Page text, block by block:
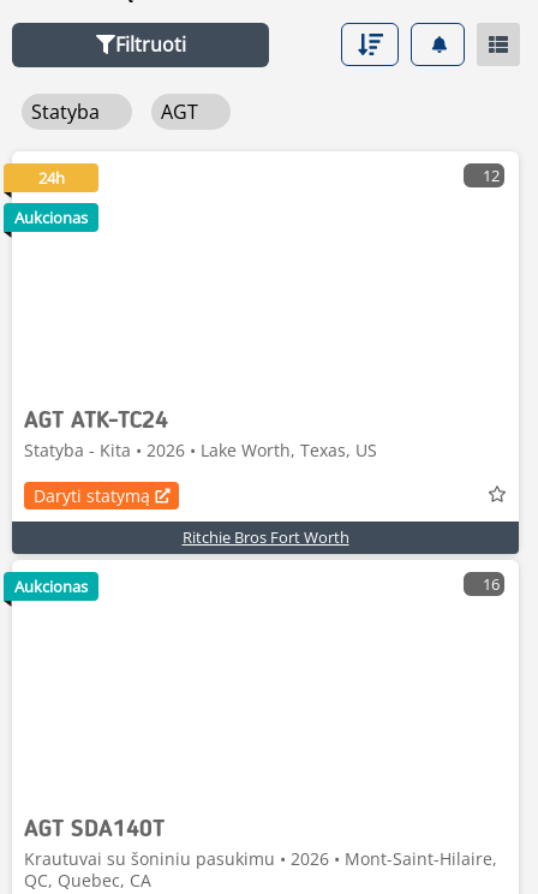
, spustelėkite ant šios nuorodos.
Filtruoti
Statyba AGT
12
AGT ATK-TC24
Statyba - Kita • 2026 • Lake Worth, Texas, US
Daryti statymą
Ritchie Bros Fort Worth
24h
Aukcionas
16
AGT SDA140T
Krautuvai su šoniniu pasukimu • 2026 • Mont-Saint-Hilaire,
QC, Quebec, CA
Aukcionas